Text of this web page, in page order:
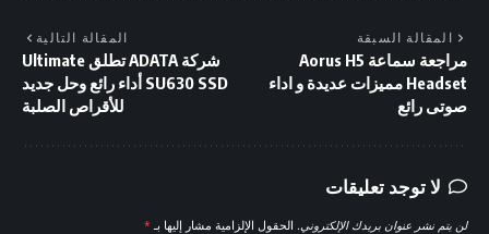
المقالة السبقة
مراجعة سماعة Aorus H5
Headset مميزات عديدة و اداء
صوتى رائع
المقالة التالية
شركة ADATA تطلق Ultimate
SU630 SSD أداء رائع وحل جديد
للأقراص الصلبة
لا توجد تعليقات
لن يتم نشر عنوان بريدك الإلكتروني. الحقول الإلزامية مشار إليها بـ *